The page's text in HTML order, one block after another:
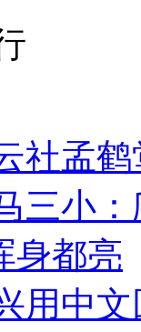
社孟
三小
身都亮
用中